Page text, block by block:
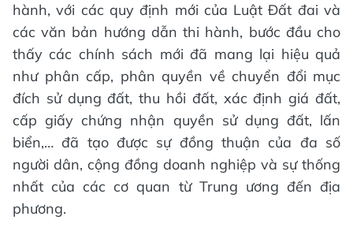
hành, với các quy định mới của Luật Đất đai và
các văn bản hướng dẫn thi hành, bước đầu cho
thấy các chính sách mới đã mang lại hiệu quả
như phân cấp, phân quyền về chuyển đổi mục
đích sử dụng đất, thu hồi đất, xác định giá đất,
cấp giấy chứng nhận quyền sử dụng đất, lấn
biển,… đã tạo được sự đồng thuận của đa số
người dân, cộng đồng doanh nghiệp và sự thống
nhất của các cơ quan từ Trung ương đến địa
phương.